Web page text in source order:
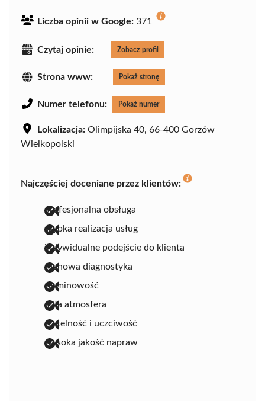
Liczba opinii w Google: 371
Czytaj opinie: Zobacz profil
Strona www: Pokaż stronę
Numer telefonu: Pokaż numer
Lokalizacja: Olimpijska 40, 66-400 Gorzów
Wielkopolski
Najczęściej doceniane przez klientów:
profesjonalna obsługa
szybka realizacja usług
indywidualne podejście do klienta
fachowa diagnostyka
terminowość
miła atmosfera
rzetelność i uczciwość
wysoka jakość napraw